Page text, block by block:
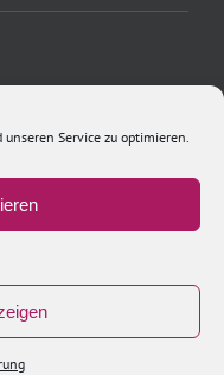
Service zu optimieren.
Rights Reserved